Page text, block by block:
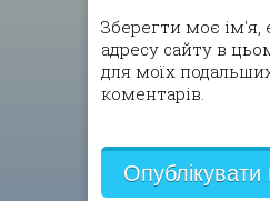
Зберегти моє ім'я,
адресу сайту в
для моїх
коментарів.